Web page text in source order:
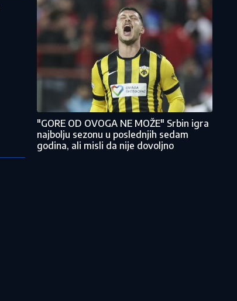
"GORE OD OVOGA NE MOŽE" Srbin igra
najbolju sezonu u poslednjih sedam
godina, ali misli da nije dovoljno